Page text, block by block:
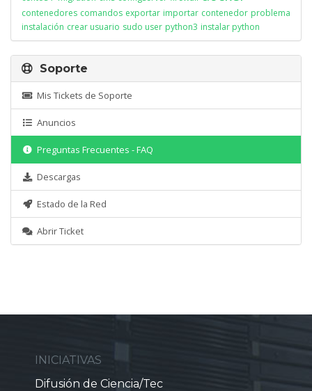
contenedores comandos exportar importar contenedor problema
instalación crear usuario sudo user python3 instalar python
Soporte
Mis Tickets de Soporte
Anuncios
Preguntas Frecuentes - FAQ
Descargas
Estado de la Red
Abrir Ticket
INICIATIVAS
Difusión de Ciencia/Tec